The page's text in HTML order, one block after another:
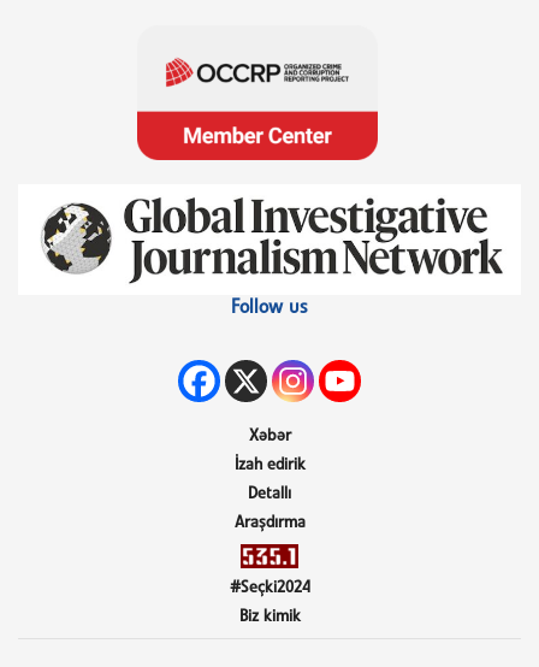
Follow us
Xəbər
İzah edirik
Detallı
Araşdırma
#Seçki2024
Biz kimik